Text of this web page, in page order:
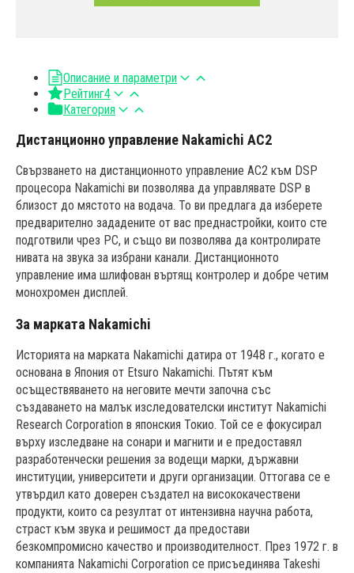
Описание и параметри
Рейтинг4
Категория
Дистанционно управление Nakamichi AC2
Свързването на дистанционното управление AC2 към DSP
процесора Nakamichi ви позволява да управлявате DSP в
близост до мястото на водача. То ви предлага да изберете
предварително зададените от вас преднастройки, които сте
подготвили чрез PC, и също ви позволява да контролирате
нивата на звука за избрани канали. Дистанционното
управление има шлифован въртящ контролер и добре четим
монохромен дисплей.
За марката Nakamichi
Историята на марката Nakamichi датира от 1948 г., когато е
основана в Япония от Etsuro Nakamichi. Пътят към
осъществяването на неговите мечти започна със
създаването на малък изследователски институт Nakamichi
Research Corporation в японския Токио. Той се е фокусирал
върху изследване на сонари и магнити и е предоставял
разработенчески решения за водещи марки, държавни
институции, университети и други организации. Оттогава се е
утвърдил като доверен създател на висококачествени
продукти, които са резултат от интензивна научна работа,
страст към звука и решимост да предостави
безкомпромисно качество и производителност. През 1972 г. в
компанията Nakamichi Corporation се присъединява Takeshi